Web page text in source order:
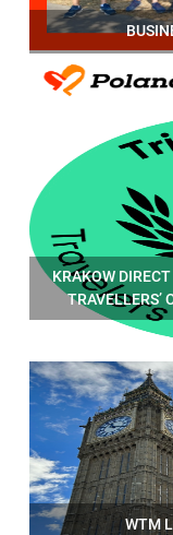
KRAKOW
TRAVELLERS’
WTM